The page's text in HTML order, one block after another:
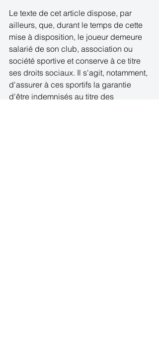
Le texte de cet article dispose, par
ailleurs, que, durant le temps de cette
mise à disposition, le joueur demeure
salarié de son club, association ou
société sportive et conserve à ce titre
ses droits sociaux. Il s'agit, notamment,
d'assurer à ces sportifs la garantie
d'être indemnisés au titre des